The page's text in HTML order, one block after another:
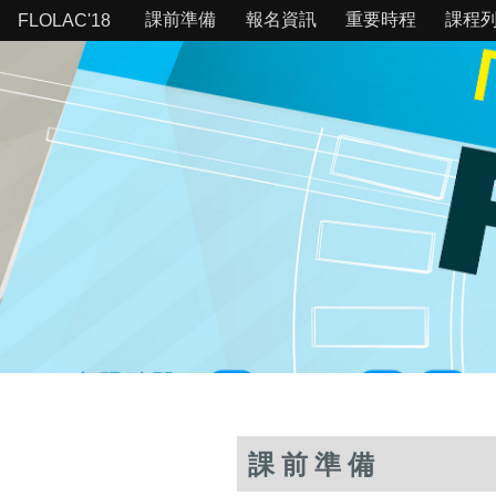
FLOLAC'18 課前準備 報名資訊 重要時程 課程
課前準備